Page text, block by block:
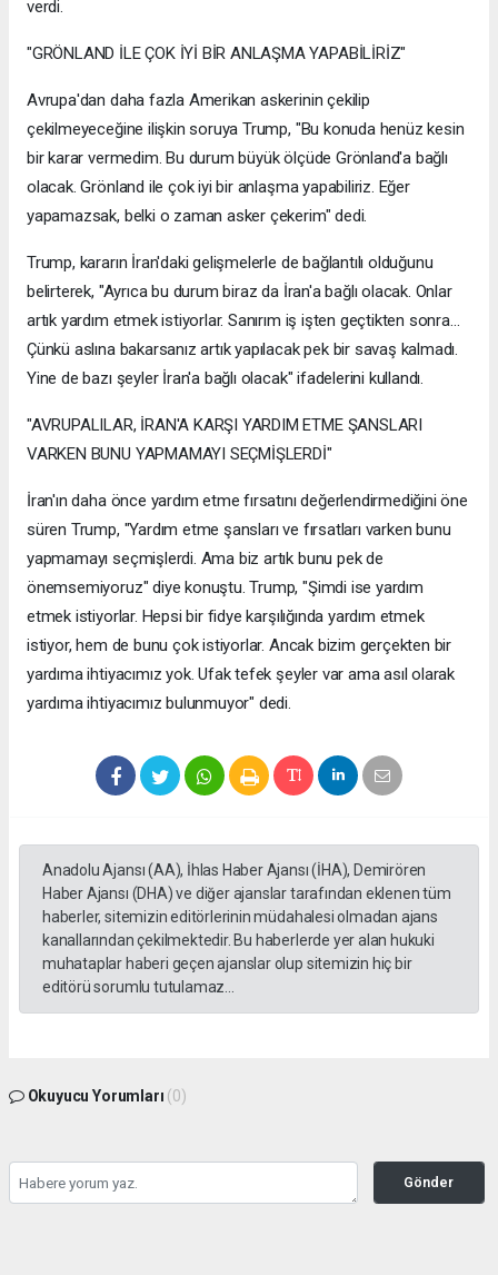
verdi.
"GRÖNLAND İLE ÇOK İYİ BİR ANLAŞMA YAPABİLİRİZ"
Avrupa'dan daha fazla Amerikan askerinin çekilip
çekilmeyeceğine ilişkin soruya Trump, "Bu konuda henüz kesin
bir karar vermedim. Bu durum büyük ölçüde Grönland'a bağlı
olacak. Grönland ile çok iyi bir anlaşma yapabiliriz. Eğer
yapamazsak, belki o zaman asker çekerim" dedi.
Trump, kararın İran'daki gelişmelerle de bağlantılı olduğunu
belirterek, "Ayrıca bu durum biraz da İran'a bağlı olacak. Onlar
artık yardım etmek istiyorlar. Sanırım iş işten geçtikten sonra...
Çünkü aslına bakarsanız artık yapılacak pek bir savaş kalmadı.
Yine de bazı şeyler İran'a bağlı olacak" ifadelerini kullandı.
"AVRUPALILAR, İRAN'A KARŞI YARDIM ETME ŞANSLARI
VARKEN BUNU YAPMAMAYI SEÇMİŞLERDİ"
İran'ın daha önce yardım etme fırsatını değerlendirmediğini öne
süren Trump, "Yardım etme şansları ve fırsatları varken bunu
yapmamayı seçmişlerdi. Ama biz artık bunu pek de
önemsemiyoruz" diye konuştu. Trump, "Şimdi ise yardım
etmek istiyorlar. Hepsi bir fidye karşılığında yardım etmek
istiyor, hem de bunu çok istiyorlar. Ancak bizim gerçekten bir
yardıma ihtiyacımız yok. Ufak tefek şeyler var ama asıl olarak
yardıma ihtiyacımız bulunmuyor" dedi.
Anadolu Ajansı (AA), İhlas Haber Ajansı (İHA), Demirören
Haber Ajansı (DHA) ve diğer ajanslar tarafından eklenen tüm
haberler, sitemizin editörlerinin müdahalesi olmadan ajans
kanallarından çekilmektedir. Bu haberlerde yer alan hukuki
muhataplar haberi geçen ajanslar olup sitemizin hiç bir
editörü sorumlu tutulamaz...
Okuyucu Yorumları (0)
Gönder